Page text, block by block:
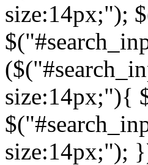
size:14px;");
size:14px;"){
size:14px;");